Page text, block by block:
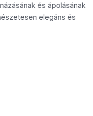
és ápolásának
elegáns és